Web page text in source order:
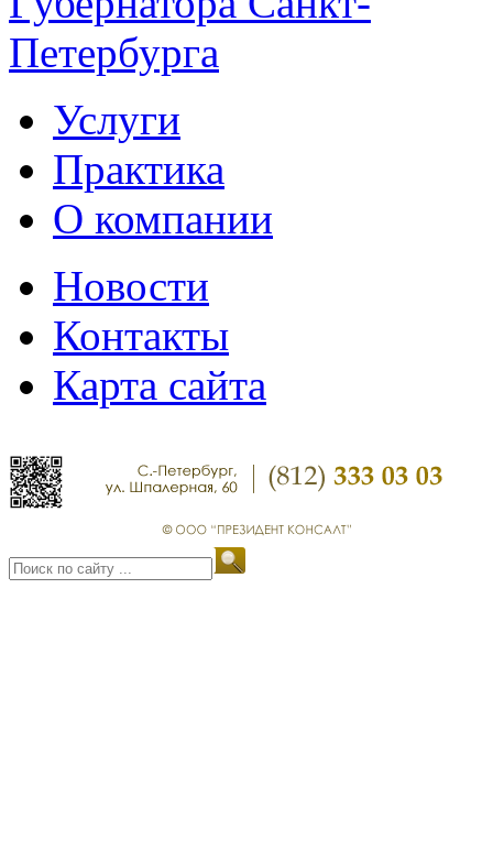
Услуги
Практика
О компании
Новости
Контакты
Карта сайта